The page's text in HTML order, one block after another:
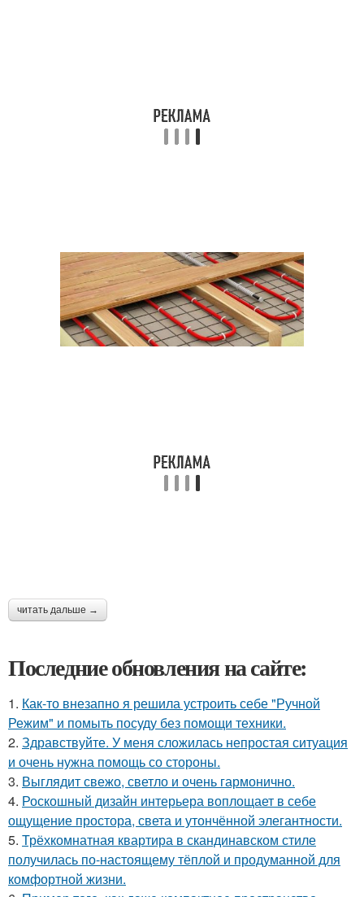
читать дальше →
Последние обновления на сайте:
1. Как-то внезапно я решила устроить себе "Ручной
Режим" и помыть посуду без помощи техники.
2. Здравствуйте. У меня сложилась непростая ситуация
и очень нужна помощь со стороны.
3. Выглядит свежо, светло и очень гармонично.
4. Роскошный дизайн интерьера воплощает в себе
ощущение простора, света и утончённой элегантности.
5. Трёхкомнатная квартира в скандинавском стиле
получилась по-настоящему тёплой и продуманной для
комфортной жизни.